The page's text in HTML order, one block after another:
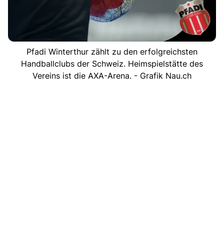
Pfadi Winterthur zählt zu den erfolgreichsten
Handballclubs der Schweiz. Heimspielstätte des
Vereins ist die AXA-Arena. - Grafik Nau.ch